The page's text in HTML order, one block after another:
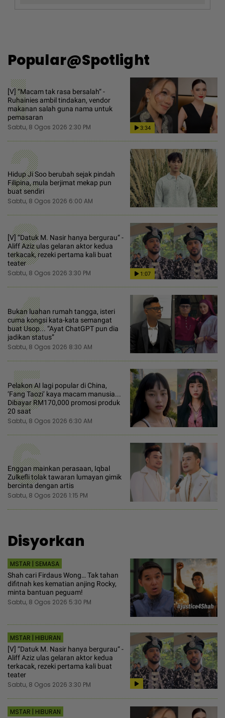
Popular@Spotlight
1
[V] “Macam tak rasa bersalah“ -
Ruhainies ambil tindakan, vendor
makanan salah guna nama untuk
pemasaran
Sabtu, 8 Ogos 2026 2:30 PM 3:34
2
Hidup Ji Soo berubah sejak pindah
Filipina, mula berjimat mekap pun
buat sendiri
Sabtu, 8 Ogos 2026 6:00 AM
3
[V] “Datuk M. Nasir hanya bergurau“ -
Aliff Aziz ulas gelaran aktor kedua
terkacak, rezeki pertama kali buat
teater
Sabtu, 8 Ogos 2026 3:30 PM 1:07
4
Bukan luahan rumah tangga, isteri
cuma kongsi kata-kata semangat
buat Usop... “Ayat ChatGPT pun dia
jadikan status”
Sabtu, 8 Ogos 2026 8:30 AM
5
Pelakon AI lagi popular di China,
‘Fang Taozi’ kaya macam manusia...
Dibayar RM170,000 promosi produk
20 saat
Sabtu, 8 Ogos 2026 6:30 AM
6
Enggan mainkan perasaan, Iqbal
Zulkefli tolak tawaran lumayan gimik
bercinta dengan artis
Sabtu, 8 Ogos 2026 1:15 PM
Disyorkan
MSTAR | SEMASA
Shah cari Firdaus Wong… Tak tahan
difitnah kes kematian anjing Rocky,
minta bantuan peguam!
Sabtu, 8 Ogos 2026 5:30 PM
MSTAR | HIBURAN
[V] “Datuk M. Nasir hanya bergurau“ -
Aliff Aziz ulas gelaran aktor kedua
terkacak, rezeki pertama kali buat
teater
Sabtu, 8 Ogos 2026 3:30 PM
MSTAR | HIBURAN